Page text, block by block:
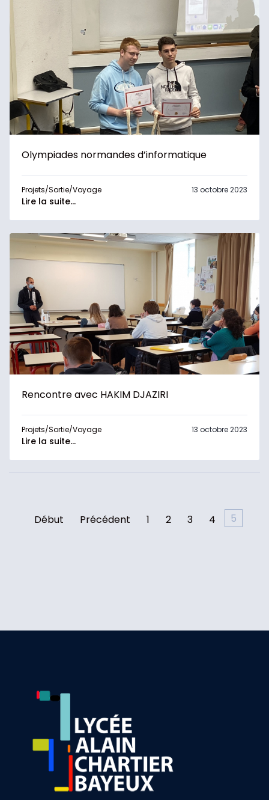
Olympiades normandes d’informatique
Projets/Sortie/Voyage 13 octobre 2023
Lire la suite...
Rencontre avec HAKIM DJAZIRI
Projets/Sortie/Voyage 13 octobre 2023
Lire la suite...
Début Précédent 1 2 3 4 5